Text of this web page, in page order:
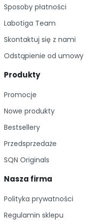
Sposoby płatności
Labotiga Team
Skontaktuj się z nami
Odstąpienie od umowy
Produkty
Promocje
Nowe produkty
Bestsellery
Przedsprzedaże
SQN Originals
Nasza firma
Polityka prywatności
Regulamin sklepu